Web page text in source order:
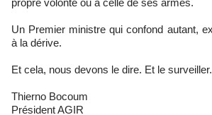
propre volonté ou à celle de ses armes.
Un Premier ministre qui confond autant,
à la dérive.
Et cela, nous devons le dire. Et le surveiller.
Thierno Bocoum
Président AGIR